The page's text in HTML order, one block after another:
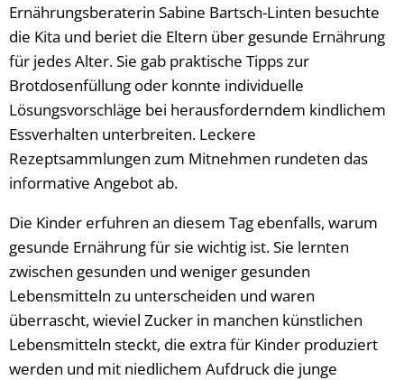
Ernährungsberaterin Sabine Bartsch-Linten besuchte
die Kita und beriet die Eltern über gesunde Ernährung
für jedes Alter. Sie gab praktische Tipps zur
Brotdosenfüllung oder konnte individuelle
Lösungsvorschläge bei herausforderndem kindlichem
Essverhalten unterbreiten. Leckere
Rezeptsammlungen zum Mitnehmen rundeten das
informative Angebot ab.
Die Kinder erfuhren an diesem Tag ebenfalls, warum
gesunde Ernährung für sie wichtig ist. Sie lernten
zwischen gesunden und weniger gesunden
Lebensmitteln zu unterscheiden und waren
überrascht, wieviel Zucker in manchen künstlichen
Lebensmitteln steckt, die extra für Kinder produziert
werden und mit niedlichem Aufdruck die junge